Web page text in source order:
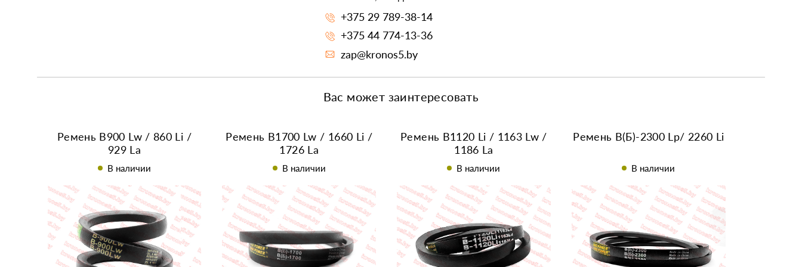
+375 29 789-38-14
+375 44 774-13-36
zap@kronos5.by
Вас может заинтересовать
Ремень B900 Lw / 860 Li /
929 La
В наличии
Ремень B1700 Lw / 1660 Li /
1726 La
В наличии
Ремень В1120 Li / 1163 Lw /
1186 La
В наличии
Ремень B(Б)-2300 Lp/ 2260 Li
В наличии